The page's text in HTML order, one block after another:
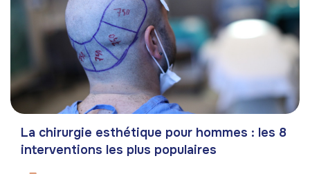
La chirurgie esthétique pour hommes : les 8
interventions les plus populaires